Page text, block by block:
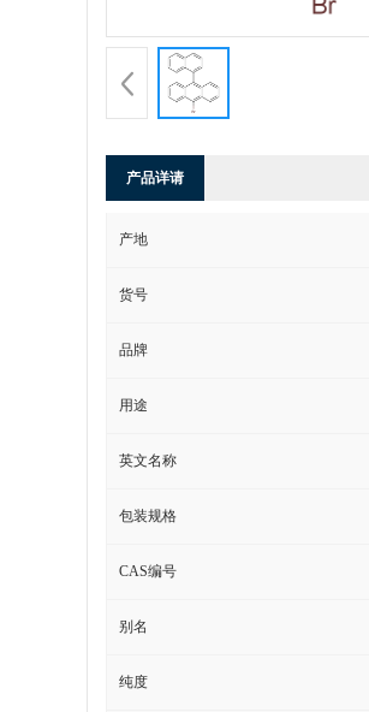
产品详请
产地
货号
品牌
用途
英文名称
包装规格
CAS编号
别名
纯度